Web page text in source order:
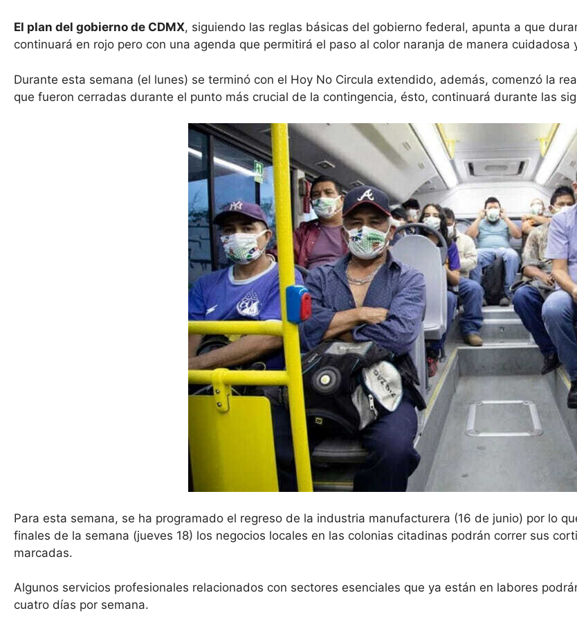
El plan del gobierno de CDMX, siguiendo las reglas básicas del gobierno federal, apunta a que
continuará en rojo pero con una agenda que permitirá el paso al color naranja de manera cuidadosa
Durante esta semana (el lunes) se terminó con el Hoy No Circula extendido, además, comenzó la
que fueron cerradas durante el punto más crucial de la contingencia, ésto, continuará durante las
Para esta semana, se ha programado el regreso de la industria manufacturera (16 de junio) por lo
finales de la semana (jueves 18) los negocios locales en las colonias citadinas podrán correr sus
marcadas.
Algunos servicios profesionales relacionados con sectores esenciales que ya están en labores
cuatro días por semana.